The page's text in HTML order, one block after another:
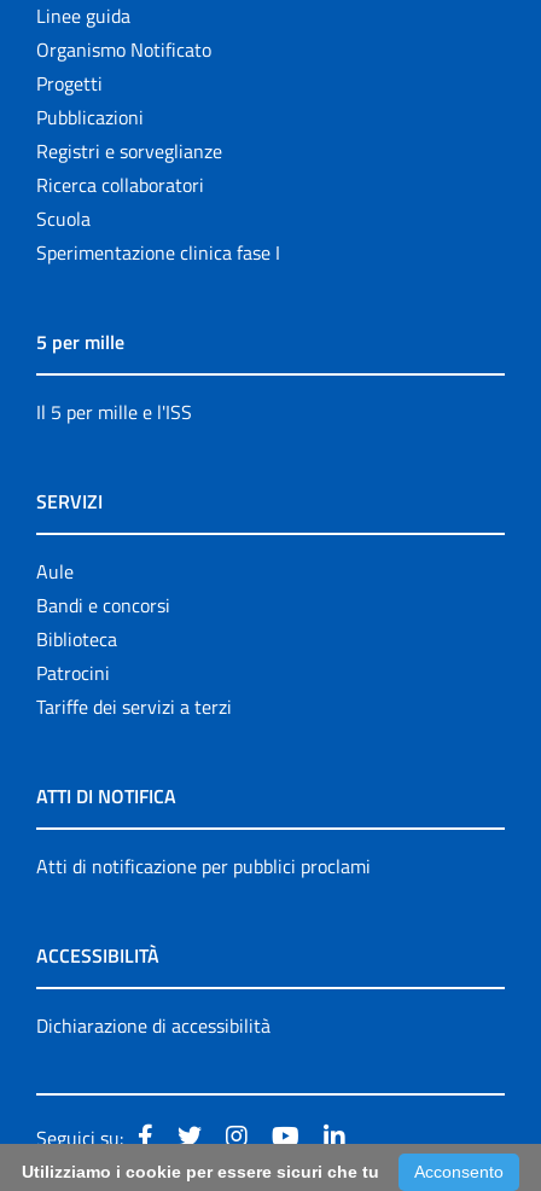
Linee guida
Organismo Notificato
Progetti
Pubblicazioni
Registri e sorveglianze
Ricerca collaboratori
Scuola
Sperimentazione clinica fase I
5 per mille
Il 5 per mille e l'ISS
SERVIZI
Aule
Bandi e concorsi
Biblioteca
Patrocini
Tariffe dei servizi a terzi
ATTI DI NOTIFICA
Atti di notificazione per pubblici proclami
ACCESSIBILITÀ
Dichiarazione di accessibilità
Seguici su:
Acconsento
Utilizziamo i cookie per essere sicuri che tu